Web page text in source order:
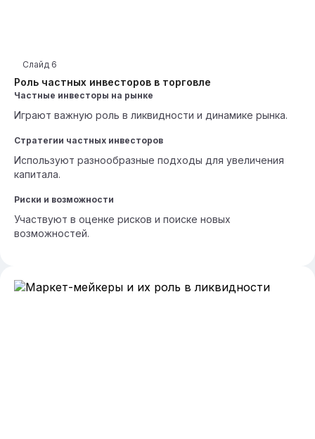
Роль частных инвесторов в торговле
Слайд 6
Частные инвесторы на рынке
Играют важную роль в ликвидности и динамике рынка.
Стратегии частных инвесторов
Используют разнообразные подходы для увеличения
капитала.
Риски и возможности
Участвуют в оценке рисков и поиске новых
возможностей.